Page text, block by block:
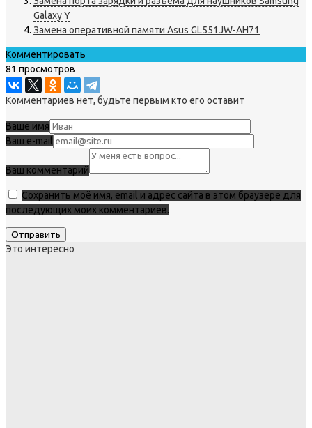
Galaxy Y
Замена оперативной памяти Asus GL551JW-AH71
Комментировать
81 просмотров
Комментариев нет, будьте первым кто его оставит
Ваше имя
Ваш e-mail
Ваш комментарий
Сохранить моё имя, email и адрес сайта в этом браузере для
последующих моих комментариев.
Это интересно